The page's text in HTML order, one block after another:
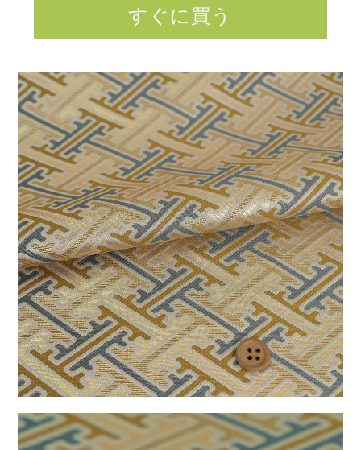
すぐに買う